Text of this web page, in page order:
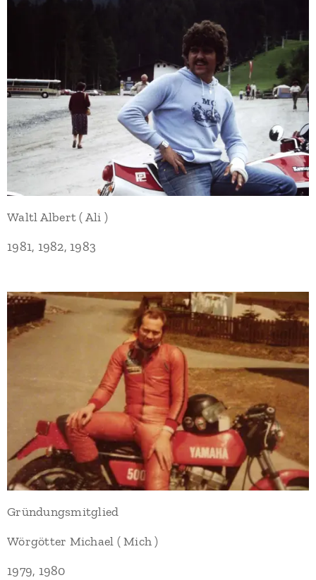
Waltl Albert ( Ali )
1981, 1982, 1983
Gründungsmitglied
Wörgötter Michael ( Mich )
1979, 1980